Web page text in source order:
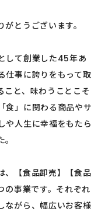
とうございます。
して創業した45年あ
仕事に誇りをもって取
こと、味わうことこそ
食」に関わる商品やサ
や人生に幸福をもたら
、【食品卸売】【食品
の事業です。それぞれ
ながら、幅広いお客様